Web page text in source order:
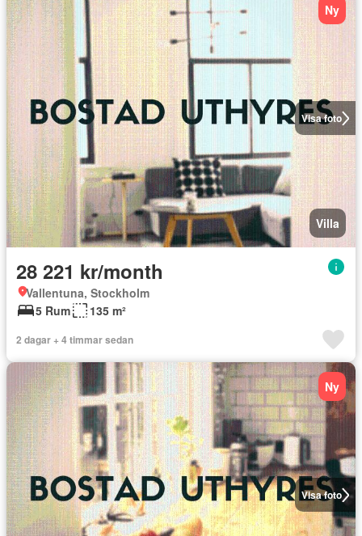
Visa foto
Ny
Villa
28 221 kr/month
Vallentuna, Stockholm
5 Rum
135 m²
2 dagar + 4 timmar sedan
Visa foto
Ny